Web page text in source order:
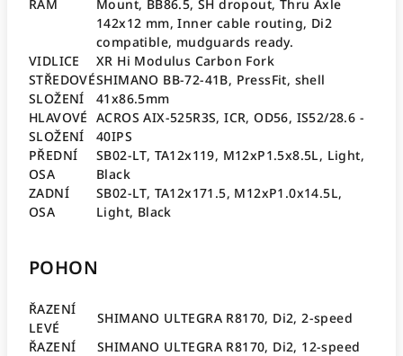
RÁM
Mount, BB86.5, SH dropout, Thru Axle
142x12 mm, Inner cable routing, Di2
compatible, mudguards ready.
VIDLICE
XR Hi Modulus Carbon Fork
STŘEDOVÉ
SLOŽENÍ
SHIMANO BB-72-41B, PressFit, shell
41x86.5mm
HLAVOVÉ
SLOŽENÍ
ACROS AIX-525R3S, ICR, OD56, IS52/28.6 -
40IPS
PŘEDNÍ
OSA
SB02-LT, TA12x119, M12xP1.5x8.5L, Light,
Black
ZADNÍ
OSA
SB02-LT, TA12x171.5, M12xP1.0x14.5L,
Light, Black
POHON
ŘAZENÍ
LEVÉ
SHIMANO ULTEGRA R8170, Di2, 2-speed
ŘAZENÍ
SHIMANO ULTEGRA R8170, Di2, 12-speed